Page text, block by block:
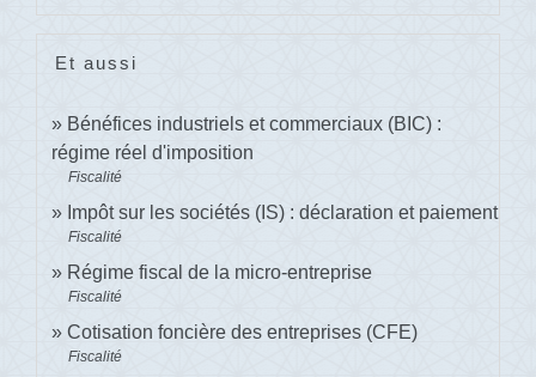
Et aussi
Bénéfices industriels et commerciaux (BIC) :
régime réel d'imposition
Fiscalité
Impôt sur les sociétés (IS) : déclaration et paiement
Fiscalité
Régime fiscal de la micro-entreprise
Fiscalité
Cotisation foncière des entreprises (CFE)
Fiscalité